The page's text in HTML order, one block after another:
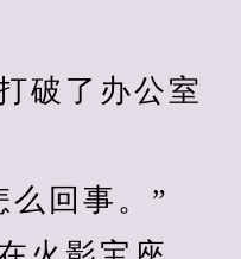
了办公室
回事。”